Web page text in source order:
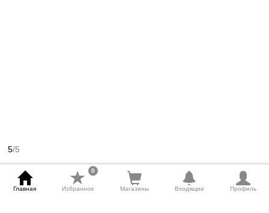
5/5
Главная Избранное
0
Магазины Входящие Профиль